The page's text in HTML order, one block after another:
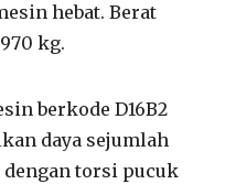
hebat. Berat
kg.
berkode D16B2
daya sejumlah
dengan torsi pucuk